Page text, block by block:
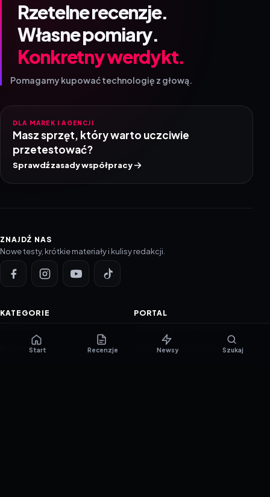
Rzetelne recenzje.
Własne pomiary.
Konkretny werdykt.
Pomagamy kupować technologię z głową.
DLA MAREK I AGENCJI
Masz sprzęt, który warto uczciwie
przetestować?
Sprawdź zasady współpracy
ZNAJDŹ NAS
Nowe testy, krótkie materiały i kulisy redakcji.
KATEGORIE
PORADNIKI
PORTAL
Polityka prywatności
Start Recenzje Newsy Szukaj